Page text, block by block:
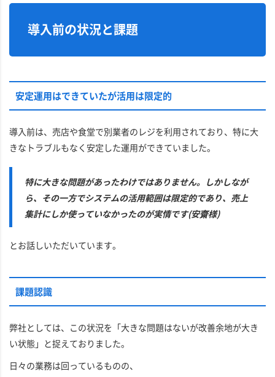
導入前の状況と課題
安定運用はできていたが活用は限定的
導入前は、売店や食堂で別業者のレジを利用されており、特に大
きなトラブルもなく安定した運用ができていました。
特に大きな問題があったわけではありません。しかしなが
ら、その一方でシステムの活用範囲は限定的であり、売上
集計にしか使っていなかったのが実情です(安齋様)
とお話しいただいています。
課題認識
弊社としては、この状況を「大きな問題はないが改善余地が大き
い状態」と捉えておりました。
日々の業務は回っているものの、